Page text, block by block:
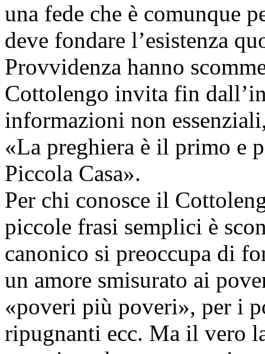
una fede che è comunque
deve fondare l’esistenza
Provvidenza hanno
Cottolengo invita fin
informazioni non
«La preghiera è il primo e
Piccola Casa».
Per chi conosce il
piccole frasi semplici è
canonico si preoccupa di
un amore smisurato ai
«poveri più poveri», per i
ripugnanti ecc. Ma il vero